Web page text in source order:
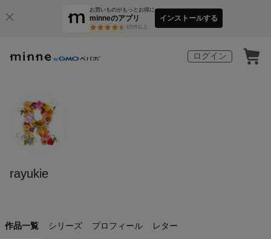
お買いものがもっとお得に
minneのアプリ
3万件以上
インストールする
ログイン
rayukie
作品一覧 シリーズ プロフィール レター